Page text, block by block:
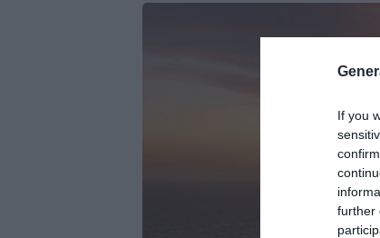
If you
further